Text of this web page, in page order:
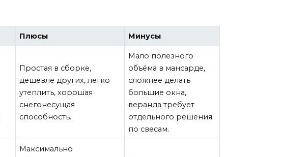
Плюсы Минусы
Простая в сборке,
дешевле других, легко
утеплить, хорошая
снегонесущая
способность.
Мало полезного
объёма в мансарде,
сложнее делать
большие окна,
веранда требует
отдельного решения
по свесам.
Максимально